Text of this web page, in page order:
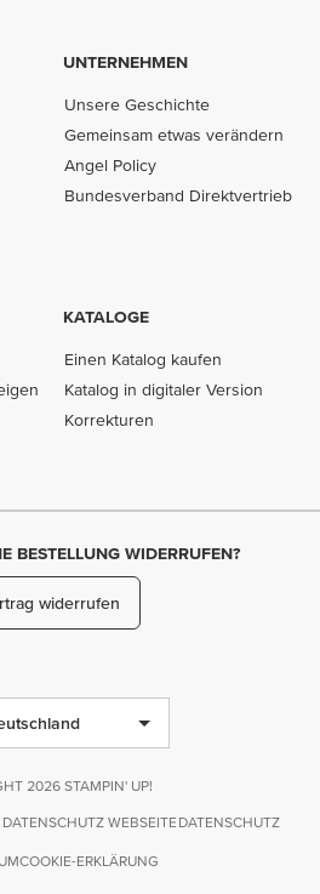
UNTERNEHMEN
Unsere Geschichte
Gemeinsam etwas verändern
Angel Policy
Bundesverband Direktvertrieb
KATALOGE
Einen Katalog kaufen
Katalog in digitaler Version
Korrekturen
BESTELLUNG WIDERRUFEN?
widerrufen
2026 STAMPIN' UP!
DATENSCHUTZ WEBSEITE DATENSCHUTZ
COOKIE-ERKLÄRUNG